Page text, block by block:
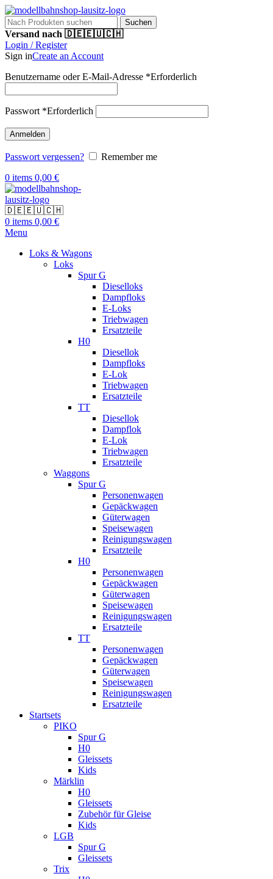
Suchen
Versand nach 🇩🇪🇪🇺🇨🇭
Login / Register
Sign inCreate an Account
Benutzername oder E-Mail-Adresse *Erforderlich
Passwort *Erforderlich
Anmelden
Passwort vergessen?
Remember me
0 items 0,00 €
🇩🇪🇪🇺🇨🇭
0 items 0,00 €
Menu
Loks & Wagons
Loks
Spur G
Dieselloks
Dampfloks
E-Loks
Triebwagen
Ersatzteile
H0
Diesellok
Dampfloks
E-Lok
Triebwagen
Ersatzteile
TT
Diesellok
Dampflok
E-Lok
Triebwagen
Ersatzteile
Waggons
Spur G
Personenwagen
Gepäckwagen
Güterwagen
Speisewagen
Reinigungswagen
Ersatzteile
H0
Personenwagen
Gepäckwagen
Güterwagen
Speisewagen
Reinigungswagen
Ersatzteile
TT
Personenwagen
Gepäckwagen
Güterwagen
Speisewagen
Reinigungswagen
Ersatzteile
Startsets
PIKO
Spur G
H0
Gleissets
Kids
Märklin
H0
Gleissets
Zubehör für Gleise
Kids
LGB
Spur G
Gleissets
Trix